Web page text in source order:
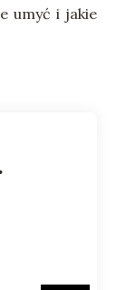
umyć i jakie